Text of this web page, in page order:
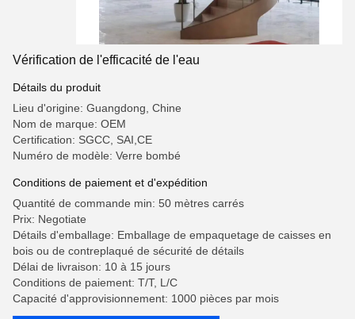
Vérification de l'efficacité de l'eau
Détails du produit
Lieu d'origine: Guangdong, Chine
Nom de marque: OEM
Certification: SGCC, SAI,CE
Numéro de modèle: Verre bombé
Conditions de paiement et d'expédition
Quantité de commande min: 50 mètres carrés
Prix: Negotiate
Détails d'emballage: Emballage de empaquetage de caisses en
bois ou de contreplaqué de sécurité de détails
Délai de livraison: 10 à 15 jours
Conditions de paiement: T/T, L/C
Capacité d'approvisionnement: 1000 pièces par mois